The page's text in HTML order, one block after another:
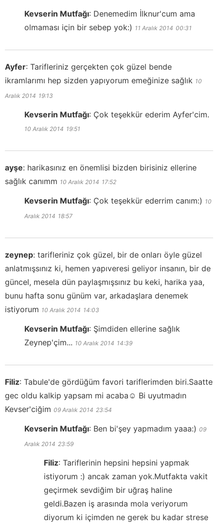
Kevserin Mutfağı: Denemedim İlknur'cum ama
olmaması için bir sebep yok:) 11 Aralık 2014 00:31
Ayfer: Tarifleriniz gerçekten çok güzel bende
ikramlarımı hep sizden yapıyorum emeğinize sağlık 10
Aralık 2014 19:13
Kevserin Mutfağı: Çok teşekkür ederim Ayfer'cim.
10 Aralık 2014 19:51
ayşe: harikasınız en önemlisi bizden birisiniz ellerine
sağlık canımm 10 Aralık 2014 17:52
Kevserin Mutfağı: Çok teşekkür ederrim canım:) 10
Aralık 2014 18:57
zeynep: tarifleriniz çok güzel, bir de onları öyle güzel
anlatmışsınız ki, hemen yapıveresi geliyor insanın, bir de
güncel, mesela dün paylaşmışsınız bu keki, harika yaa,
bunu hafta sonu günüm var, arkadaşlara denemek
istiyorum 10 Aralık 2014 14:03
Kevserin Mutfağı: Şimdiden ellerine sağlık
Zeynep'çim... 10 Aralık 2014 14:39
Filiz: Tabule'de gördüğüm favori tariflerimden biri.Saatte
gec oldu kalkip yapsam mi acaba☺ Bi uyutmadın
Kevser'ciğim 09 Aralık 2014 23:54
Kevserin Mutfağı: Ben bi'şey yapmadım yaaa:) 09
Aralık 2014 23:59
Filiz: Tariflerinin hepsini hepsini yapmak
istiyorum :) ancak zaman yok.Mutfakta vakit
geçirmek sevdiğim bir uğraş haline
geldi.Bazen iş arasında mola veriyorum
diyorum ki içimden ne gerek bu kadar strese